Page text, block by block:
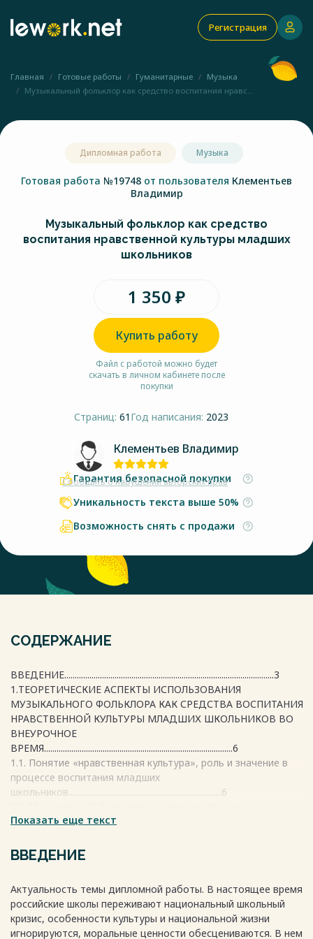
Регистрация
Главная Готовые работы Гуманитарные
Музыка
Музыкальный фольклор как средство воспитания нравс...
Дипломная работа Музыка
Готовая работа №19748 от пользователя Клементьев
Владимир
Музыкальный фольклор как средство
воспитания нравственной культуры младших
школьников
1 350 ₽
Купить работу
Файл с работой можно будет
скачать в личном кабинете после
покупки
Страниц: 61 Год написания: 2023
Клементьев Владимир
Сообщить о нарушении авторских прав
Гарантия безопасной покупки
Уникальность текста выше 50%
Возможность снять с продажи
СОДЕРЖАНИЕ
ВВЕДЕНИЕ....................................................................................................3
1.ТЕОРЕТИЧЕСКИЕ АСПЕКТЫ ИСПОЛЬЗОВАНИЯ
МУЗЫКАЛЬНОГО ФОЛЬКЛОРА КАК СРЕДСТВА ВОСПИТАНИЯ
НРАВСТВЕННОЙ КУЛЬТУРЫ МЛАДШИХ ШКОЛЬНИКОВ ВО
ВНЕУРОЧНОЕ
ВРЕМЯ..........................................................................................6
1.1. Понятие «нравственная культура», роль и значение в
процессе воспитания младших
школьников.........................................................................6
использования во внеурочное время с младшими
2.ПРАКТИЧЕСКИЕ АСПЕКТЫ ИСПОЛЬЗОВАНИЯ
МУЗЫКАЛЬНОГО ФОЛЬКЛОРА КАК СРЕДСТВА ВОСПИТАНИЯ
ВНЕУРОЧНОЕ
ВРЕМЯ........................................................................................23
2.1. Методы и приемы работы над произведениями
Показать еще текст
ВВЕДЕНИЕ
Актуальность темы дипломной работы. В настоящее время
российские школы переживают национальный школьный
кризис, особенности культуры и национальной жизни
игнорируются, моральные ценности обесцениваются. В нем